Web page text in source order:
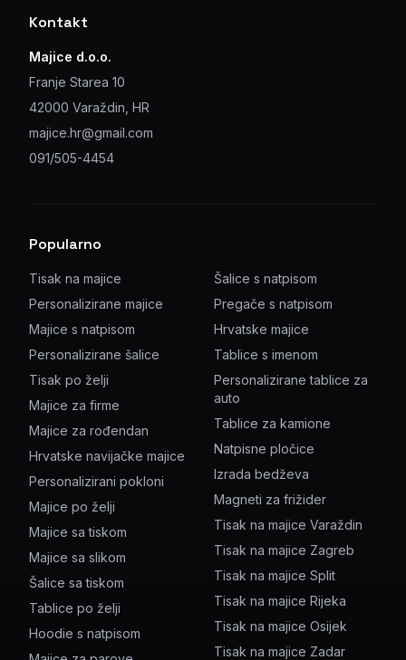
Kontakt
Majice d.o.o.
Franje Starea 10
42000 Varaždin, HR
majice.hr@gmail.com
091/505-4454
Popularno
Tisak na majice
Personalizirane majice
Majice s natpisom
Personalizirane šalice
Tisak po želji
Majice za firme
Majice za rođendan
Hrvatske navijačke majice
Personalizirani pokloni
Majice po želji
Majice sa tiskom
Majice sa slikom
Šalice sa tiskom
Tablice po želji
Hoodie s natpisom
Šalice s natpisom
Pregače s natpisom
Hrvatske majice
Tablice s imenom
Personalizirane tablice za
auto
Tablice za kamione
Natpisne pločice
Izrada bedževa
Magneti za frižider
Tisak na majice Varaždin
Tisak na majice Zagreb
Tisak na majice Split
Tisak na majice Rijeka
Tisak na majice Osijek
Tisak na majice Zadar